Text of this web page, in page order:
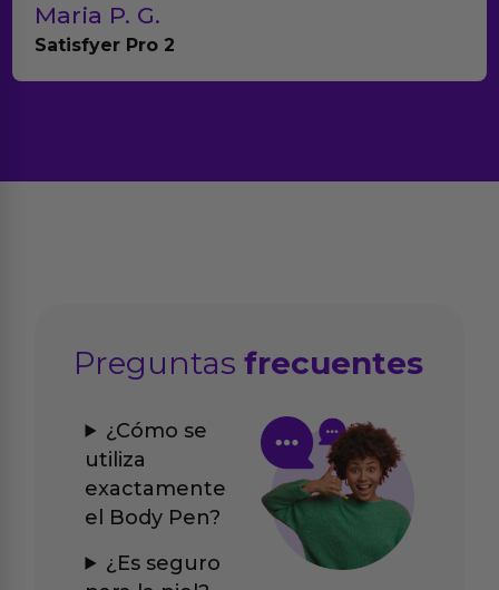
Teresa y Diego
Anna Huevo Vibrador
Preguntasfrecuentes
¿Cómo se
utiliza
exactamente
el Body Pen?
¿Es seguro